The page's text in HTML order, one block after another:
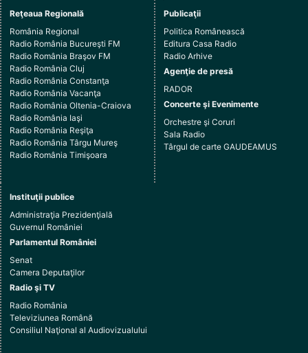
Reţeaua Regională
România Regional
Radio România Bucureşti FM
Radio România Braşov FM
Radio România Cluj
Radio România Constanţa
Radio România Vacanţa
Radio România Oltenia-Craiova
Radio România Iaşi
Radio România Reşiţa
Radio România Târgu Mureş
Radio România Timişoara
Publicaţii
Politica Românească
Editura Casa Radio
Radio Arhive
Agenţie de presă
RADOR
Concerte şi Evenimente
Orchestre şi Coruri
Sala Radio
Târgul de carte GAUDEAMUS
Instituţii publice
Administraţia Prezidenţială
Guvernul României
Parlamentul României
Senat
Camera Deputaţilor
Radio şi TV
Radio România
Televiziunea Română
Consiliul Naţional al Audiovizualului